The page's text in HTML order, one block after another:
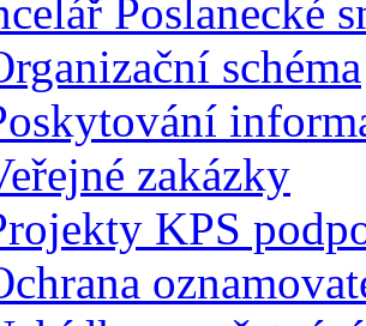
Poslanecké
schéma
zakázky
KPS